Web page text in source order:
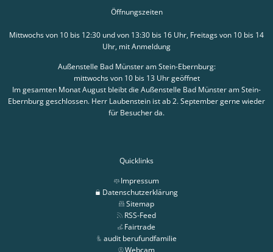
Öffnungszeiten
Mittwochs von 10 bis 12:30 und von 13:30 bis 16 Uhr, Freitags von 10 bis 14
Uhr, mit Anmeldung
Außenstelle Bad Münster am Stein-Ebernburg:
mittwochs von 10 bis 13 Uhr geöffnet
Im gesamten Monat August bleibt die Außenstelle Bad Münster am Stein-
Ebernburg geschlossen. Herr Laubenstein ist ab 2. September gerne wieder
für Besucher da.
Quicklinks
Impressum
Datenschutzerklärung
Sitemap
RSS-Feed
Fairtrade
audit berufundfamilie
Webcam